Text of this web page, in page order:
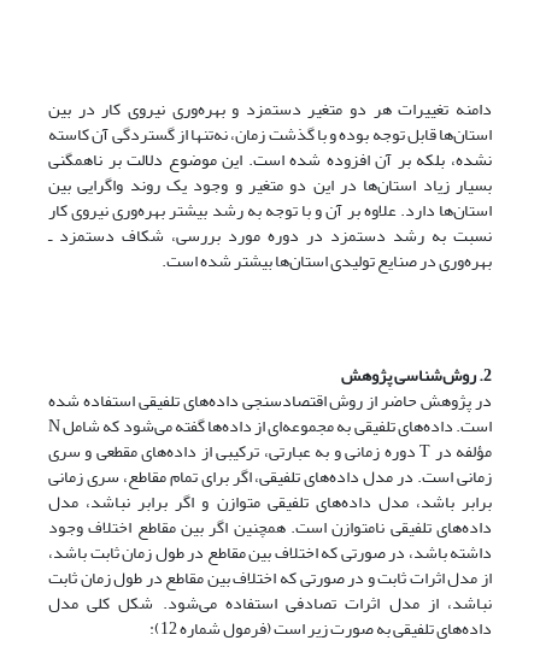
دامنه تغییرات هر دو متغیر دستمزد و بهره‌وری نیروی کار در بین
استان‌ها قابل توجه بوده و با گذشت زمان، نه‌تنها از گستردگی آن کاسته
نشده، بلکه بر آن افزوده شده است. این موضوع دلالت بر ناهمگنی
بسیار زیاد استان‌ها در این دو متغیر و وجود یک روند واگرایی بین
استان‌ها دارد. علاوه بر آن و با توجه به رشد بیشتر بهره‌وری نیروی کار
نسبت به رشد دستمزد در دوره مورد بررسی، شکاف دستمزد ـ
بهره‌وری در صنایع تولیدی استان‌ها بیشتر شده است.
2. روش‌شناسی پژوهش
در پژوهش حاضر از روش اقتصادسنجی داده‌های تلفیقی استفاده شده
است. داده‌های تلفیقی به مجموعه‌ای از داده‌ها گفته می‌شود که شامل N
مؤلفه در T دوره زمانی و به عبارتی، ترکیبی از داده‌های مقطعی و سری
زمانی است. در مدل داده‌های تلفیقی، اگر برای تمام مقاطع، سری زمانی
برابر باشد، مدل داده‌های تلفیقی متوازن و اگر برابر نباشد، مدل
داده‌های تلفیقی نامتوازن است. همچنین اگر بین مقاطع اختلاف وجود
داشته باشد، در صورتی که اختلاف بین مقاطع در طول زمان ثابت باشد،
از مدل اثرات ثابت و در صورتی که اختلاف بین مقاطع در طول زمان ثابت
نباشد، از مدل اثرات تصادفی استفاده می‌شود. شکل کلی مدل
داده‌های تلفیقی به صورت زیر است (فرمول شماره 12):